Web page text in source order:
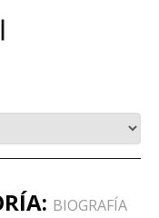
BIOGRAFÍA